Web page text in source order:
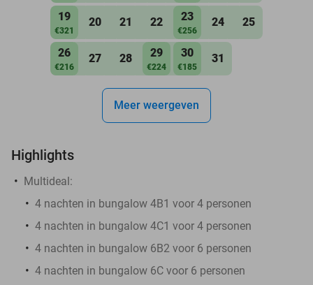
19
€321
20 21 22 23
€256
24 25
26
€216
27 28 29
€224
30
€185
31
Meer weergeven
Highlights
Multideal:
4 nachten in bungalow 4B1 voor 4 personen
4 nachten in bungalow 4C1 voor 4 personen
4 nachten in bungalow 6B2 voor 6 personen
4 nachten in bungalow 6C voor 6 personen